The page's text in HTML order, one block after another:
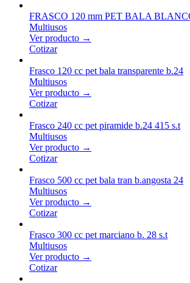
FRASCO 120 mm PET BALA
Multiusos
Ver producto →
Cotizar
Frasco 120 cc pet bala transparente b.24
Multiusos
Ver producto →
Cotizar
Frasco 240 cc pet piramide b.24 415 s.t
Multiusos
Ver producto →
Cotizar
Frasco 500 cc pet bala tran b.angosta 24
Multiusos
Ver producto →
Cotizar
Frasco 300 cc pet marciano b. 28 s.t
Multiusos
Ver producto →
Cotizar